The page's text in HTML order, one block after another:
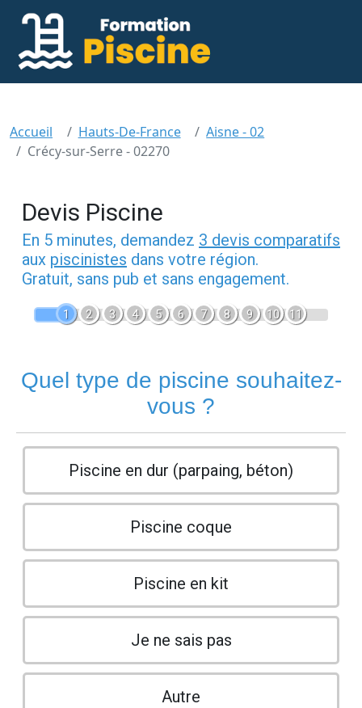
Accueil Hauts-De-France
Aisne - 02
Crécy-sur-Serre - 02270
Devis Piscine
En 5 minutes, demandez 3 devis comparatifs
aux piscinistes dans votre région.
Gratuit, sans pub et sans engagement.
1 2 3 4 5 6 7 8 9 10 11
Quel type de piscine souhaitez-
vous ?
Piscine en dur (parpaing, béton)
Piscine coque
Piscine en kit
Je ne sais pas
Autre